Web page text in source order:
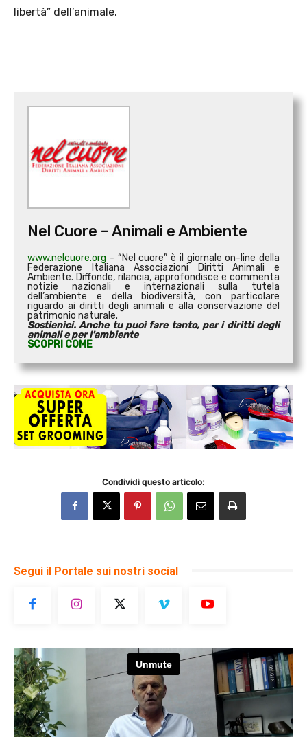
libertà” dell’animale.
Nel Cuore – Animali e Ambiente
www.nelcuore.org - “Nel cuore” è il giornale on-line della
Federazione Italiana Associazioni Diritti Animali e
Ambiente. Diffonde, rilancia, approfondisce e commenta
notizie nazionali e internazionali sulla tutela
dell’ambiente e della biodiversità, con particolare
riguardo ai diritti degli animali e alla conservazione del
patrimonio naturale.
Sostienici. Anche tu puoi fare tanto, per i diritti degli
animali e per l'ambiente
SCOPRI COME
Condividi questo articolo:
Segui il Portale sui nostri social